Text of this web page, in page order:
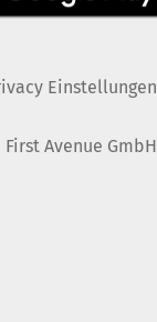
Einstellungen
First Avenue GmbH